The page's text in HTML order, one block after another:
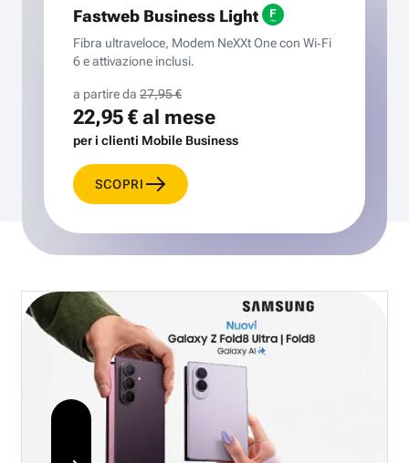
Fastweb Business Light
Fibra ultraveloce, Modem NeXXt One con Wi‑Fi
6 e attivazione inclusi.
a partire da 27,95 €
22,95 €al mese
per i clienti Mobile Business
SCOPRI